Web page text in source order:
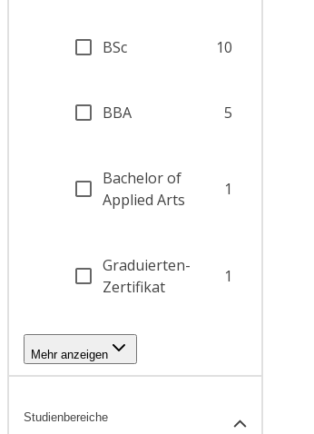
BSc 10
BBA 5
Bachelor of
Applied Arts
1
Graduierten-
Zertifikat
1
Mehr anzeigen
Studienbereiche